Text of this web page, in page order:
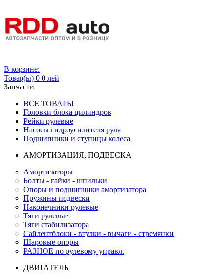
В корзине:
Товар(ы) 0 0 лей
Запчасти
ВСЕ ТОВАРЫ
Головки блока цилиндров
Рейки рулевые
Насосы гидроусилителя руля
Подшипники и ступицы колеса
АМОРТИЗАЦИЯ, ПОДВЕСКА
Амортизаторы
Болты - гайки - шпильки
Опоры и подшипники амортизатора
Пружины подвески
Наконечники рулевые
Тяги рулевые
Тяги стабилизатора
Сайлентблоки - втулки - рычаги - стремянки
Шаровые опоры
РАЗНОЕ по рулевому управл.
ДВИГАТЕЛЬ